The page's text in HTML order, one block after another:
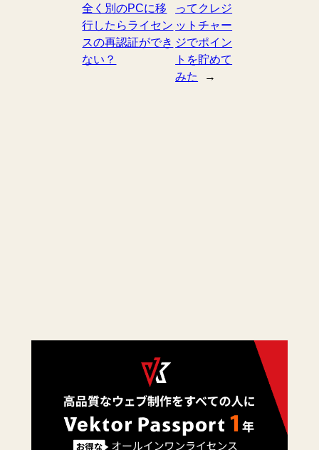
全く別のPCに移
行したらライセン
スの再認証ができ
ない？
ってクレジ
ットチャー
ジでポイン
トを貯めて
みた
→